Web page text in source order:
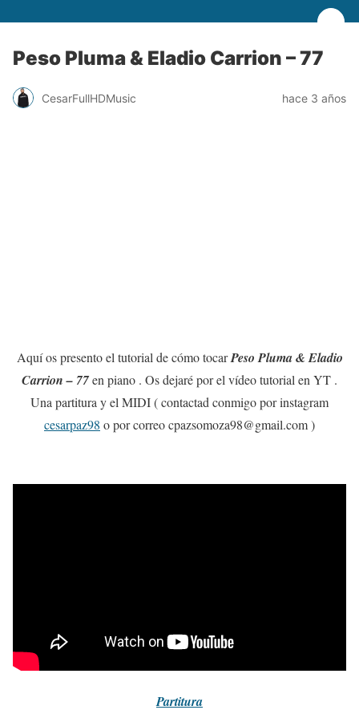
Peso Pluma & Eladio Carrion – 77
CesarFullHDMusic hace 3 años
Aquí os presento el tutorial de cómo tocarPeso Pluma & Eladio
Carrion – 77en piano . Os dejaré por el vídeo tutorial en YT .
Una partitura y el MIDI ( contactad conmigo por instagram
cesarpaz98 o por correo cpazsomoza98@gmail.com )
Partitura